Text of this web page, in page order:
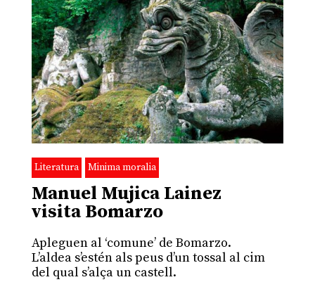
Literatura Minima moralia
Manuel Mujica Lainez
visita Bomarzo
Apleguen al ‘comune’ de Bomarzo.
L’aldea s’estén als peus d’un tossal al cim
del qual s’alça un castell.